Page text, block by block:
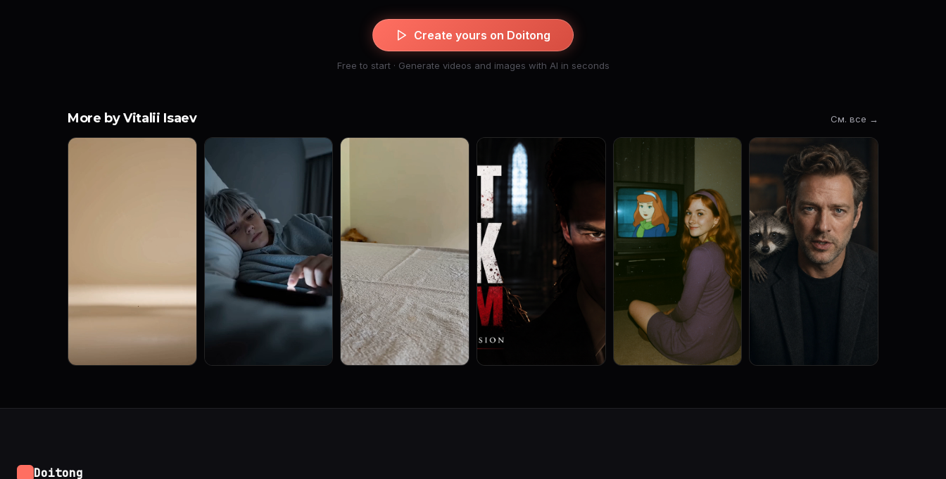
Create yours on Doitong
Free to start · Generate videos and images with AI in seconds
More by Vitalii Isaev См. все →
Doitong